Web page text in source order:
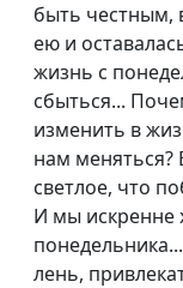
быть честным,
ею и
жизнь с
сбыться...
изменить в
нам меняться?
светлое, что
И мы искренне
лень,
Как Бог
преображает
То, что
семью
Любовь всё
переносит.
ревность
признаком